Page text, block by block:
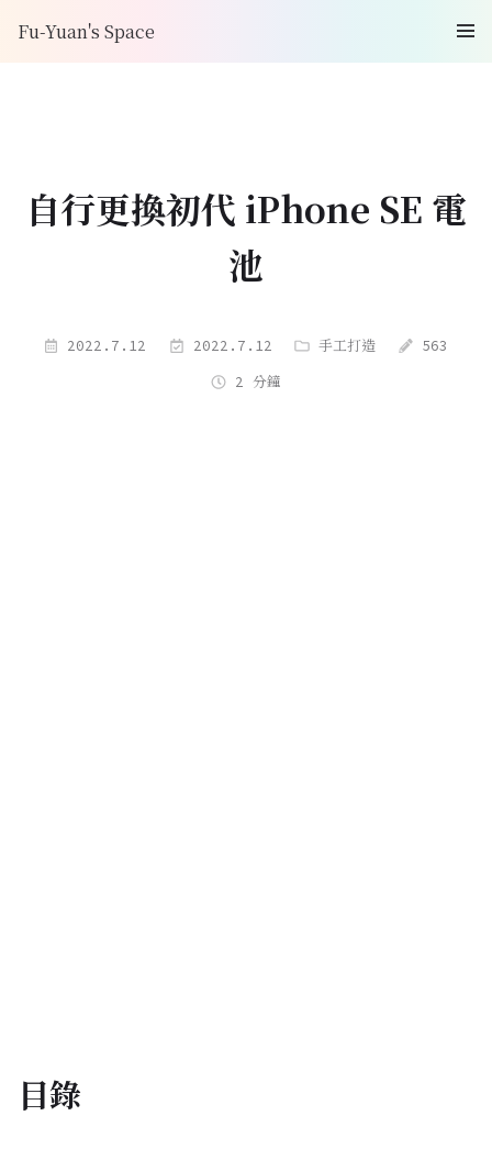
Fu-Yuan's Space
自行更換初代 iPhone SE 電
池
2022.7.12 2022.7.12 手工打造 563
2 分鐘
目錄